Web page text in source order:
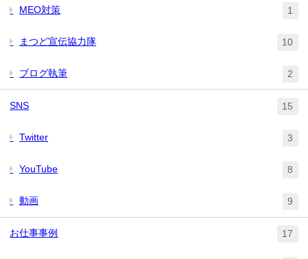
MEO対策 1
まつど宣伝協力隊 10
ブログ執筆 2
SNS 15
Twitter 3
YouTube 8
動画 9
お仕事事例 17